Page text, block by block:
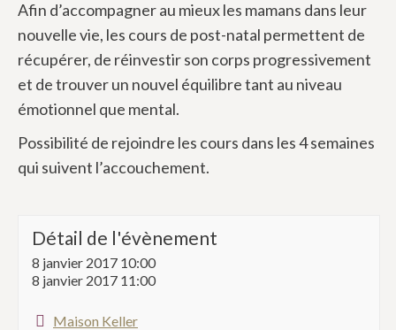
Afin d’accompagner au mieux les mamans dans leur
nouvelle vie, les cours de post-natal permettent de
récupérer, de réinvestir son corps progressivement
et de trouver un nouvel équilibre tant au niveau
émotionnel que mental.
Possibilité de rejoindre les cours dans les 4 semaines
qui suivent l’accouchement.
Détail de l'évènement
8 janvier 2017 10:00
8 janvier 2017 11:00
Maison Keller